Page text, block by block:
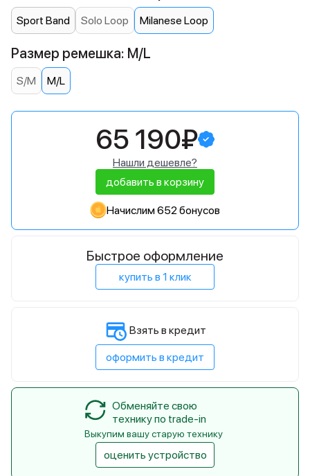
Sport Band Solo Loop Milanese Loop
Размер ремешка: M/L
S/M M/L
65 190₽
Нашли дешевле?
добавить в корзину
Начислим 652 бонусов
Быстрое оформление
купить в 1 клик
Взять в кредит
оформить в кредит
Обменяйте свою
технику по trade-in
Выкупим вашу старую технику
оценить устройство